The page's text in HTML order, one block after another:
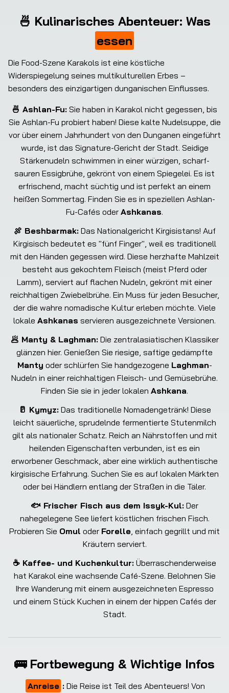
🍜 Kulinarisches Abenteuer: Was
essen
Die Food-Szene Karakols ist eine köstliche
Widerspiegelung seines multikulturellen Erbes –
besonders des einzigartigen dunganischen Einflusses.
🍜 Ashlan-Fu: Sie haben in Karakol nicht gegessen, bis
Sie Ashlan-Fu probiert haben! Diese kalte Nudelsuppe, die
vor über einem Jahrhundert von den Dunganen eingeführt
wurde, ist das Signature-Gericht der Stadt. Seidige
Stärkenudeln schwimmen in einer würzigen, scharf-
sauren Essigbrühe, gekrönt von einem Spiegelei. Es ist
erfrischend, macht süchtig und ist perfekt an einem
heißen Sommertag. Finden Sie es in speziellen Ashlan-
Fu-Cafés oder Ashkanas.
🍖 Beshbarmak:Das Nationalgericht Kirgisistans! Auf
Kirgisisch bedeutet es "fünf Finger", weil es traditionell
mit den Händen gegessen wird. Diese herzhafte Mahlzeit
besteht aus gekochtem Fleisch (meist Pferd oder
Lamm), serviert auf flachen Nudeln, gekrönt mit einer
reichhaltigen Zwiebelbrühe. Ein Muss für jeden Besucher,
der die wahre nomadische Kultur erleben möchte. Viele
lokale Ashkanas servieren ausgezeichnete Versionen.
🥟 Manty & Laghman:Die zentralasiatischen Klassiker
glänzen hier. Genießen Sie riesige, saftige gedämpfte
Manty oder schlürfen Sie handgezogene Laghman-
Nudeln in einer reichhaltigen Fleisch- und Gemüsebrühe.
Finden Sie sie in jeder lokalen Ashkana.
🥛 Kymyz:Das traditionelle Nomadengetränk! Diese
leicht säuerliche, sprudelnde fermentierte Stutenmilch
gilt als nationaler Schatz. Reich an Nährstoffen und mit
heilenden Eigenschaften verbunden, ist es ein
erworbener Geschmack, aber eine wirklich authentische
kirgisische Erfahrung. Suchen Sie es auf lokalen Märkten
oder bei Händlern entlang der Straßen in die Täler.
🐟 Frischer Fisch aus dem Issyk-Kul: Der
nahegelegene See liefert köstlichen frischen Fisch.
Probieren Sie Omul oder Forelle, einfach gegrillt und mit
Kräutern serviert.
☕ Kaffee- und Kuchenkultur: Überraschenderweise
hat Karakol eine wachsende Café-Szene. Belohnen Sie
Ihre Wanderung mit einem ausgezeichneten Espresso
und einem Stück Kuchen in einem der hippen Cafés der
Stadt.
🚌 Fortbewegung & Wichtige Infos
Anreise :Die Reise ist Teil des Abenteuers! Von